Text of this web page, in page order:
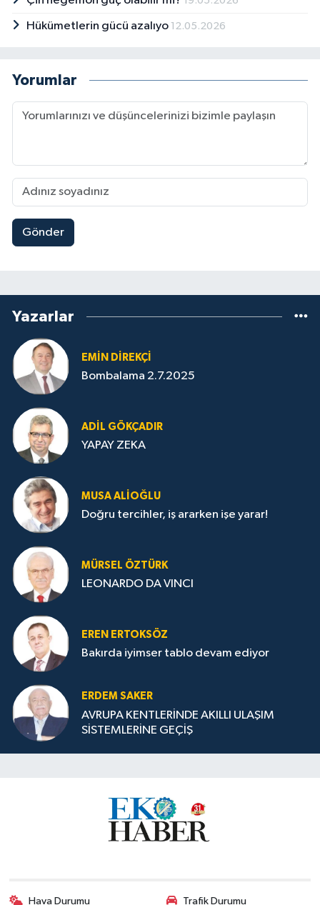
Hükümetlerin gücü azalıyo 12.05.2026
Yorumlar
Gönder
Yazarlar
EMIN DIREKÇI
Bombalama 2.7.2025
ADIL GÖKÇADIR
YAPAY ZEKA
MUSA ALIOĞLU
Doğru tercihler, iş ararken işe yarar!
MÜRSEL ÖZTÜRK
LEONARDO DA VINCI
EREN ERTOKSÖZ
Bakırda iyimser tablo devam ediyor
ERDEM SAKER
AVRUPA KENTLERİNDE AKILLI ULAŞIM
SİSTEMLERİNE GEÇİŞ
Hava Durumu Trafik Durumu